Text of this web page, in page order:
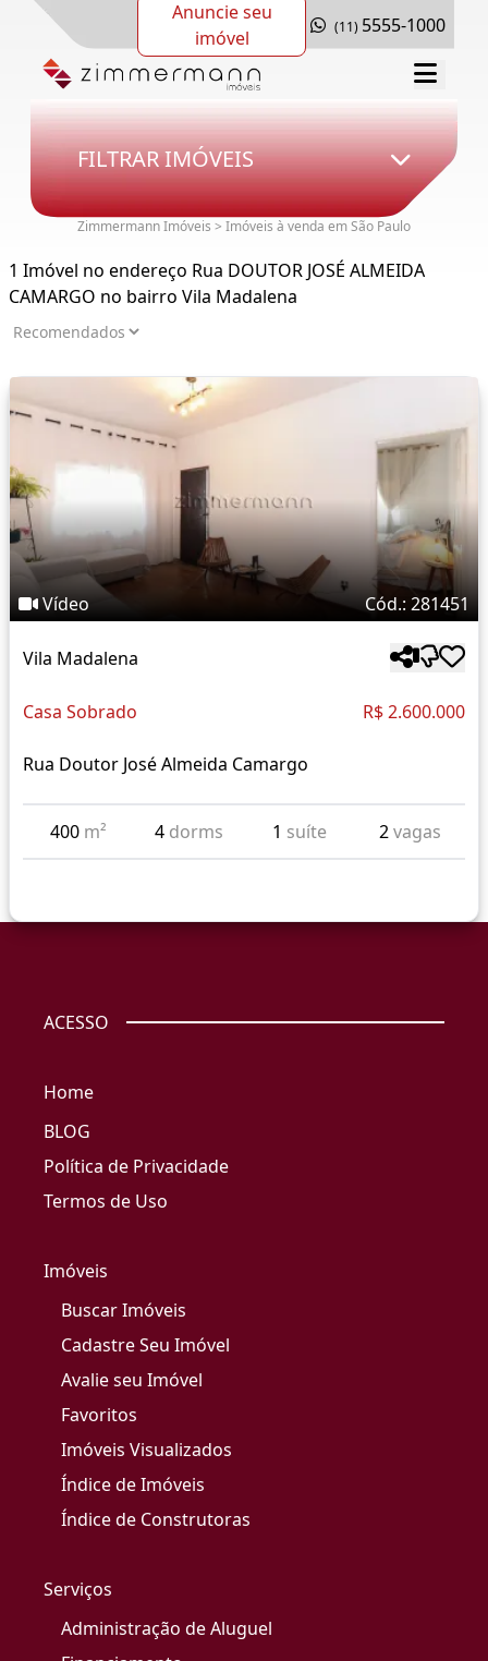
Anuncie seu
imóvel
(11) 5555-1000
FILTRAR IMÓVEIS
Zimmermann Imóveis > Imóveis à venda em São Paulo
1 Imóvel no endereço Rua DOUTOR JOSÉ ALMEIDA
CAMARGO no bairro Vila Madalena
Vídeo Cód.: 281451
Vila Madalena
Casa Sobrado R$ 2.600.000
Rua Doutor José Almeida Camargo
400 m² 4 dorms 1 suíte 2vagas
ACESSO
Home
BLOG
Política de Privacidade
Termos de Uso
Imóveis
Buscar Imóveis
Cadastre Seu Imóvel
Avalie seu Imóvel
Favoritos
Imóveis Visualizados
Índice de Imóveis
Índice de Construtoras
Serviços
Administração de Aluguel